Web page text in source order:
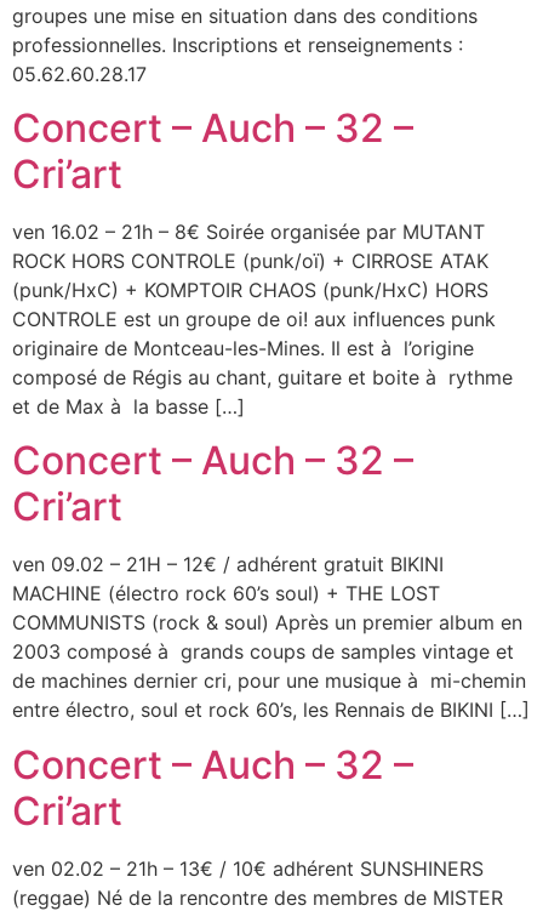
groupes une mise en situation dans des conditions
professionnelles. Inscriptions et renseignements :
05.62.60.28.17
Concert – Auch – 32 –
Cri’art
ven 16.02 – 21h – 8€ Soirée organisée par MUTANT
ROCK HORS CONTROLE (punk/oï) + CIRROSE ATAK
(punk/HxC) + KOMPTOIR CHAOS (punk/HxC) HORS
CONTROLE est un groupe de oi! aux influences punk
originaire de Montceau-les-Mines. Il est à l’origine
composé de Régis au chant, guitare et boite à rythme
et de Max à la basse […]
Concert – Auch – 32 –
Cri’art
ven 09.02 – 21H – 12€ / adhérent gratuit BIKINI
MACHINE (électro rock 60’s soul) + THE LOST
COMMUNISTS (rock & soul) Après un premier album en
2003 composé à grands coups de samples vintage et
de machines dernier cri, pour une musique à mi-chemin
entre électro, soul et rock 60’s, les Rennais de BIKINI […]
Concert – Auch – 32 –
Cri’art
ven 02.02 – 21h – 13€ / 10€ adhérent SUNSHINERS
(reggae) Né de la rencontre des membres de MISTER